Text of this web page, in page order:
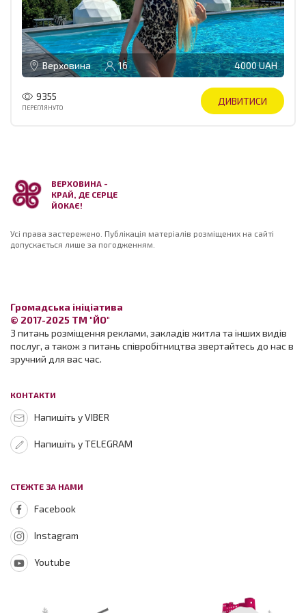
Верховина 16 4000 UAH
9355
ПЕРЕГЛЯНУТО
ДИВИТИСИ
ВЕРХОВИНА -
КРАЙ, ДЕ СЕРЦЕ
ЙОКАЄ!
Усі права застережено. Публікація матеріалів розміщених на сайті
допускається лише за погодженням.
Громадська ініціатива
© 2017-2025 ТМ "ЙО"
З питань розміщення реклами, закладів житла та інших видів
послуг, а також з питань співробітництва звертайтесь до нас в
зручний для вас час.
КОНТАКТИ
Напишіть у VIBER
Напишіть у TELEGRAM
СТЕЖТЕ ЗА НАМИ
Facebook
Instagram
Youtube